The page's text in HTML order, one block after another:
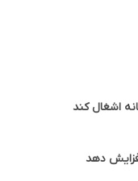
اشغال کند
دهد